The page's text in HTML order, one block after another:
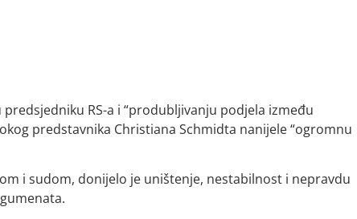
RS-a i “produbljivanju podjela između
predstavnika Christiana Schmidta nanijele “ogromnu
i sudom, donijelo je uništenje, nestabilnost i nepravdu